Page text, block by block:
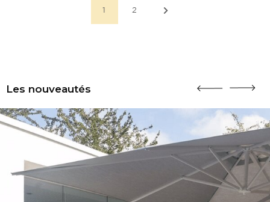
1 2
Les nouveautés